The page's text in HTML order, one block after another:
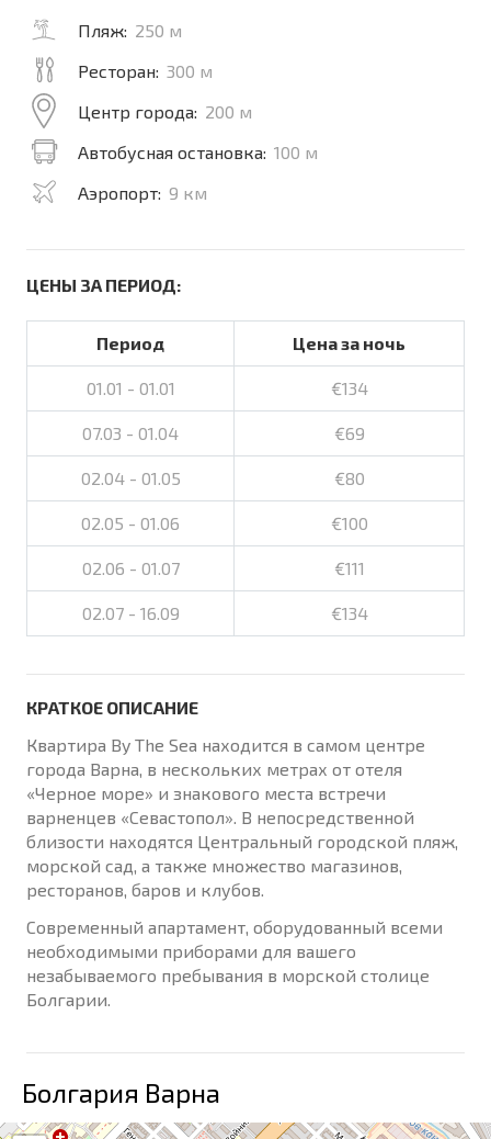
Пляж: 250 м
Ресторан: 300 м
Центр города: 200 м
Автобусная остановка: 100 м
Аэропорт: 9 км
ЦЕНЫ ЗА ПЕРИОД:
Период Цена за ночь
01.01 - 01.01 €134
07.03 - 01.04 €69
02.04 - 01.05 €80
02.05 - 01.06 €100
02.06 - 01.07 €111
02.07 - 16.09 €134
КРАТКОЕ ОПИСАНИЕ
Квартира By The Sea находится в самом центре
города Варна, в нескольких метрах от отеля
«Черное море» и знакового места встречи
варненцев «Севастопол». В непосредственной
близости находятся Центральный городской пляж,
морской сад, а также множество магазинов,
ресторанов, баров и клубов.
Современный апартамент, оборудованный всеми
необходимыми приборами для вашего
незабываемого пребывания в морской столице
Болгарии.
Болгария Варна